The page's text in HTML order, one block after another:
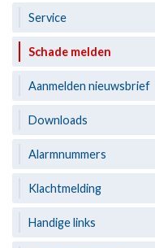
Service
Schade melden
Aanmelden nieuwsbrief
Downloads
Alarmnummers
Klachtmelding
Handige links